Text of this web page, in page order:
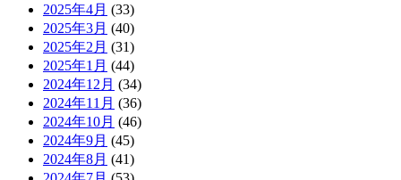
2025年4月 (33)
2025年3月 (40)
2025年2月 (31)
2025年1月 (44)
2024年12月 (34)
2024年11月 (36)
2024年10月 (46)
2024年9月 (45)
2024年8月 (41)